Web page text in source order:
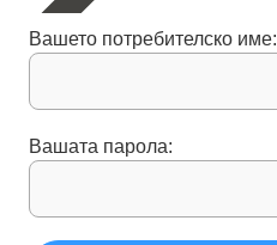
Вашето потребителско име:
Вашата парола: